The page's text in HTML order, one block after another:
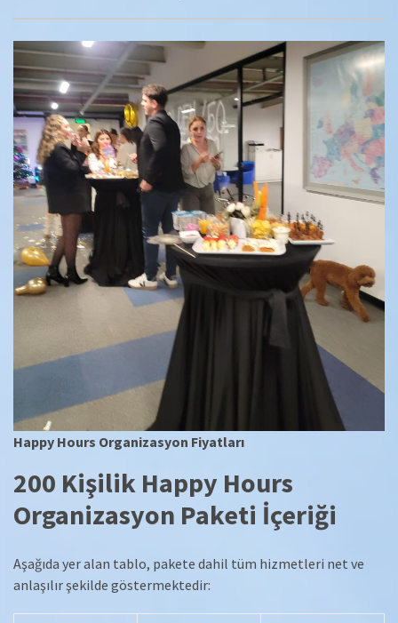
Happy Hours Organizasyon Fiyatları
200 Kişilik Happy Hours
Organizasyon Paketi İçeriği
Aşağıda yer alan tablo, pakete dahil tüm hizmetleri net ve
anlaşılır şekilde göstermektedir: